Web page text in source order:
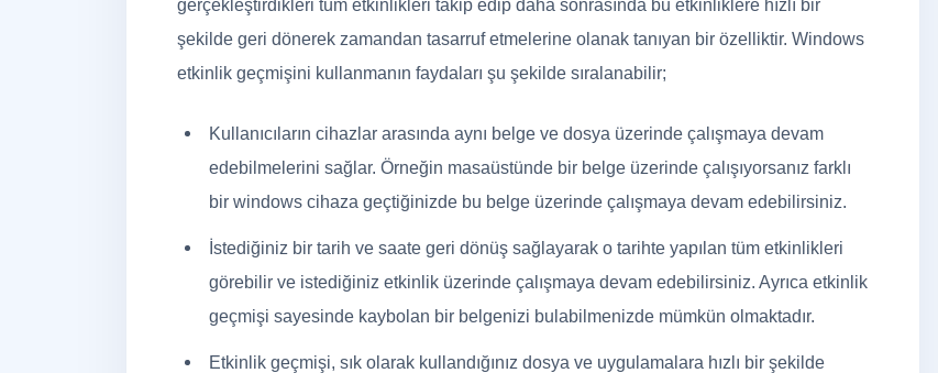
gerçekleştirdikleri tüm etkinlikleri takip edip daha sonrasında bu etkinliklere hızlı bir
şekilde geri dönerek zamandan tasarruf etmelerine olanak tanıyan bir özelliktir. Windows
etkinlik geçmişini kullanmanın faydaları şu şekilde sıralanabilir;
Kullanıcıların cihazlar arasında aynı belge ve dosya üzerinde çalışmaya devam
edebilmelerini sağlar. Örneğin masaüstünde bir belge üzerinde çalışıyorsanız farklı
bir windows cihaza geçtiğinizde bu belge üzerinde çalışmaya devam edebilirsiniz.
İstediğiniz bir tarih ve saate geri dönüş sağlayarak o tarihte yapılan tüm etkinlikleri
görebilir ve istediğiniz etkinlik üzerinde çalışmaya devam edebilirsiniz. Ayrıca etkinlik
geçmişi sayesinde kaybolan bir belgenizi bulabilmenizde mümkün olmaktadır.
Etkinlik geçmişi, sık olarak kullandığınız dosya ve uygulamalara hızlı bir şekilde